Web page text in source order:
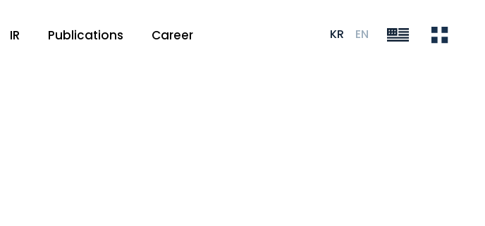
IR Publications Career KR EN